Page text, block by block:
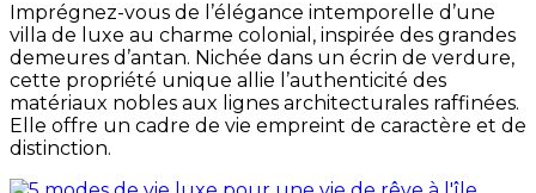
Imprégnez-vous de l’élégance intemporelle d’une
villa de luxe au charme colonial, inspirée des grandes
demeures d’antan. Nichée dans un écrin de verdure,
cette propriété unique allie l’authenticité des
matériaux nobles aux lignes architecturales raffinées.
Elle offre un cadre de vie empreint de caractère et de
distinction.